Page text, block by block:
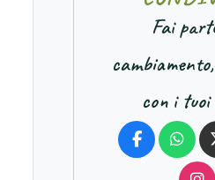
Fai
con i